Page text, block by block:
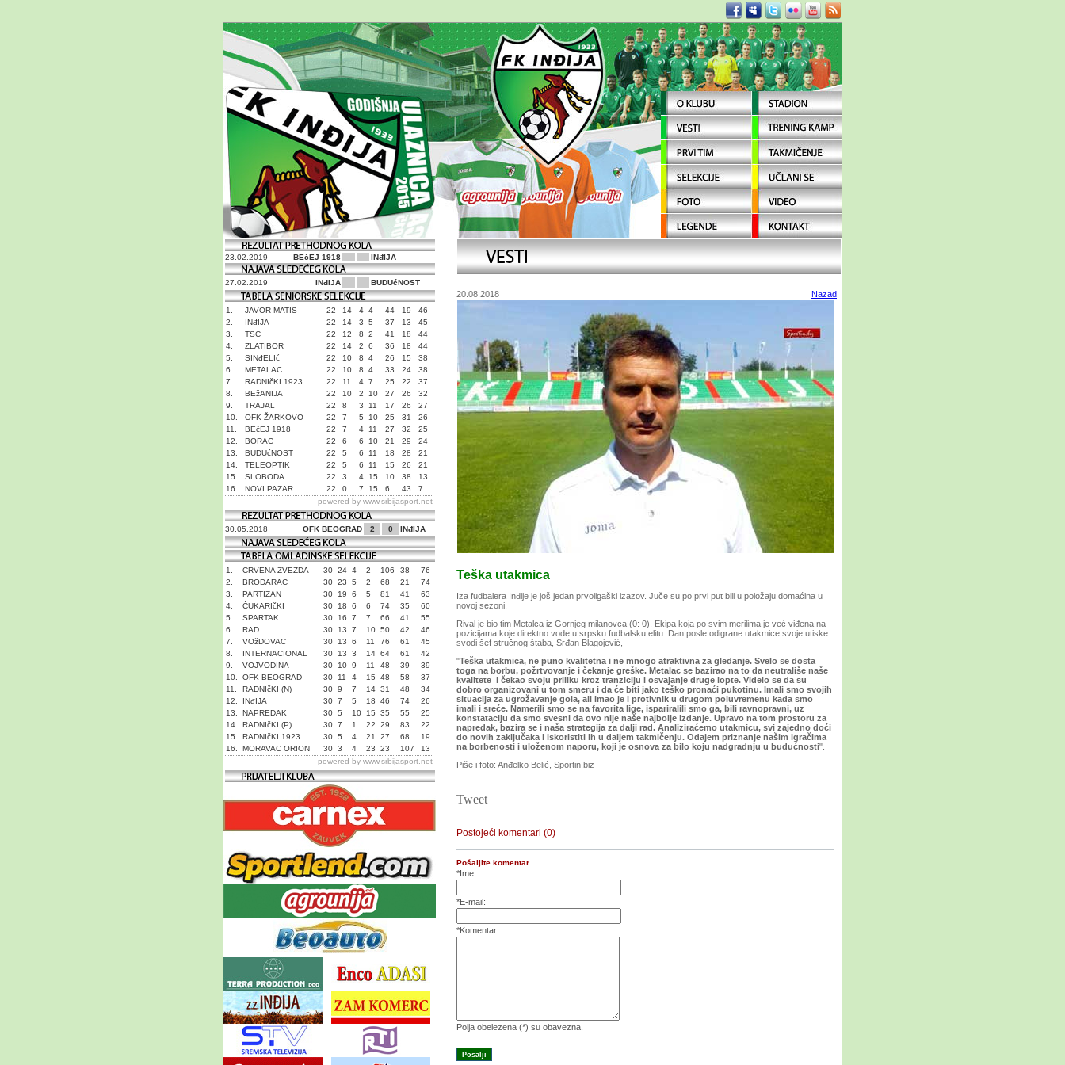
23.02.2019 BEčEJ 1918 INđIJA
27.02.2019 INđIJA BUDUćNOST
1. JAVOR MATIS 22 14 4 4 44 19
46
2.
INđIJA 22 14 3 5 37 13
45
3.
TSC 22 12 8 2 41 18
44
4.
ZLATIBOR 22 14 2 6 36 18
44
5.
SINđELIć 22 10 8 4 26 15
38
6.
METALAC 22 10 8 4 33 24
38
7.
RADNIčKI 1923 22 11 4 7 25 22
37
8.
BEžANIJA 22 10 2 10 27 26
32
9.
TRAJAL 22 8 3 11 17 26
27
10.
OFK ŽARKOVO 22 7 5 10 25 31
26
11.
BEčEJ 1918 22 7 4 11 27 32
25
12.
BORAC 22 6 6 10 21 29
24
13.
BUDUćNOST 22 5 6 11 18 28
21
14.
TELEOPTIK 22 5 6 11 15 26
21
15.
SLOBODA 22 3 4 15 10 38
13
16.
NOVI PAZAR 22 0 7 15 6 43
7
powered by www.srbijasport.net
30.05.2018 OFK BEOGRAD 2 0 INđIJA
1. CRVENA ZVEZDA 30 24 4 2 106 38
76
2.
BRODARAC 30 23 5 2 68 21
74
3.
PARTIZAN 30 19 6 5 81 41
63
4.
ČUKARIčKI 30 18 6 6 74 35
60
5.
SPARTAK 30 16 7 7 66 41
55
6.
RAD 30 13 7 10 50 42
46
7.
VOžDOVAC 30 13 6 11 76 61
45
8.
INTERNACIONAL 30 13 3 14 64 61
42
9.
VOJVODINA 30 10 9 11 48 39
39
10.
OFK BEOGRAD 30 11 4 15 48 58
37
11.
RADNIčKI (N) 30 9 7 14 31 48
34
12.
INđIJA 30 7 5 18 46 74
26
13.
NAPREDAK 30 5 10 15 35 55
25
14.
RADNIčKI (P) 30 7 1 22 29 83
22
15.
RADNIčKI 1923 30 5 4 21 27 68
19
16.
MORAVAC ORION 30 3 4 23 23 107
13
powered by www.srbijasport.net
20.08.2018 Nazad
Teška utakmica
Iza fudbalera Inđije je još jedan prvoligaški izazov. Juče su po prvi put bili u položaju domaćina u
novoj sezoni.
Rival je bio tim Metalca iz Gornjeg milanovca (0: 0). Ekipa koja po svim merilima je već viđena na
pozicijama koje direktno vode u srpsku fudbalsku elitu. Dan posle odigrane utakmice svoje utiske
svodi šef stručnog štaba, Srđan Blagojević,
"Teška utakmica, ne puno kvalitetna i ne mnogo atraktivna za gledanje. Svelo se dosta
toga na borbu, požrtvovanje i čekanje greške. Metalac se bazirao na to da neutrališe naše
kvalitete i čekao svoju priliku kroz tranziciju i osvajanje druge lopte. Videlo se da su
dobro organizovani u tom smeru i da će biti jako teško pronaći pukotinu. Imali smo svojih
situacija za ugrožavanje gola, ali imao je i protivnik u drugom poluvremenu kada smo
imali i sreće. Namerili smo se na favorita lige, ispariralili smo ga, bili ravnopravni, uz
konstataciju da smo svesni da ovo nije naše najbolje izdanje. Upravo na tom prostoru za
napredak, bazira se i naša strategija za dalji rad. Analiziraćemo utakmicu, svi zajedno doći
do novih zaključaka i iskoristiti ih u daljem takmičenju. Odajem priznanje našim igračima
na borbenosti i uloženom naporu, koji je osnova za bilo koju nadgradnju u budućnosti".
Piše i foto: Anđelko Belić, Sportin.biz
Tweet
Postojeći komentari (0)
Pošaljite komentar
*Ime:
*E-mail:
*Komentar:
Polja obelezena (*) su obavezna.